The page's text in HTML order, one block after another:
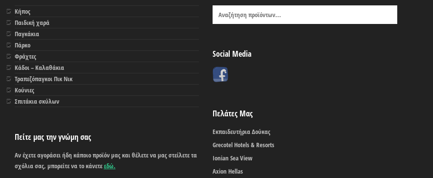
Κήπος
Παιδική χαρά
Παγκάκια
Πάρκο
Φράχτες
Κάδοι – Καλαθάκια
Τραπεζόπαγκοι Πικ Νικ
Κούνιες
Σπιτάκια σκύλων
Πείτε μας την γνώμη σας
Αν έχετε αγοράσει ήδη κάποιο προϊόν μας και θέλετε να μας στείλετε τα
σχόλια σας, μπορείτε να το κάνετεεδώ.
Social Media
Πελάτες Μας
Εκπαιδευτήρια Δούκας
Grecotel Hotels & Resorts
Ionian Sea View
Axion Hellas